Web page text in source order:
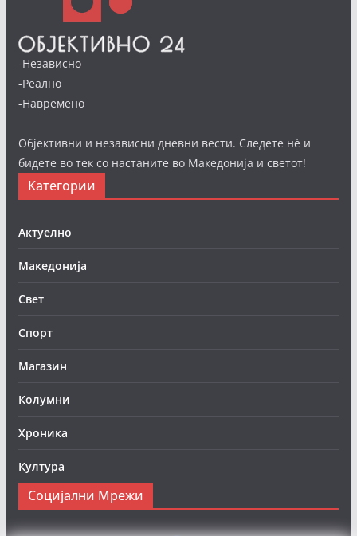
-Независно
-Реално
-Навремено
Објективни и независни дневни вести. Следете нè и
бидете во тек со настаните во Македонија и светот!
Категории
Актуелно
Македонија
Свет
Спорт
Магазин
Колумни
Хроника
Култура
Социјални Мрежи